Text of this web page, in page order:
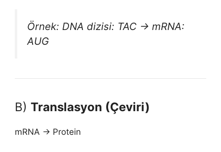
Örnek: DNA dizisi: TAC → mRNA:
AUG
B) Translasyon (Çeviri)
mRNA → Protein